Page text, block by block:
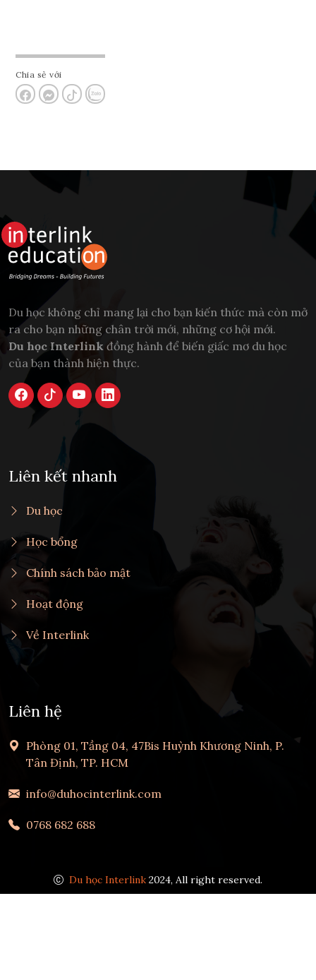
Chia sẻ với
Du học không chỉ mang lại cho bạn kiến thức mà còn mở
ra cho bạn những chân trời mới, những cơ hội mới.
Du học Interlink đồng hành để biến giấc mơ du học
của bạn thành hiện thực.
Liên kết nhanh
Du học
Học bổng
Chính sách bảo mật
Hoạt động
Về Interlink
Liên hệ
Phòng 01, Tầng 04, 47Bis Huỳnh Khương Ninh, P.
Tân Định, TP. HCM
info@duhocinterlink.com
0768 682 688
Du học Interlink 2024, All right reserved.